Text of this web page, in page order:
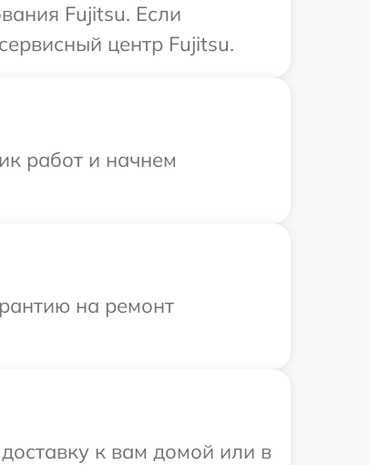
Fujitsu. Если
центр Fujitsu.
работ и начнем
на ремонт
к вам домой или в